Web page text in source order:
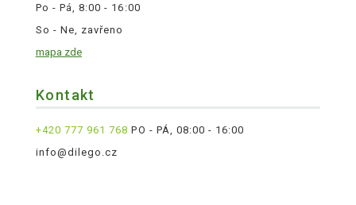
Po - Pá, 8:00 - 16:00
So - Ne, zavřeno
mapa zde
Kontakt
+420 777 961 768 PO - PÁ, 08:00 - 16:00
info@dilego.cz